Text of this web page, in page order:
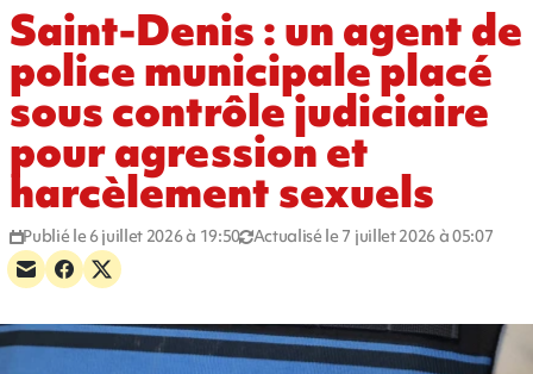
Saint-Denis : un agent de
police municipale placé
sous contrôle judiciaire
pour agression et
harcèlement sexuels
Publié le 6 juillet 2026 à 19:50 Actualisé le 7 juillet 2026 à 05:07